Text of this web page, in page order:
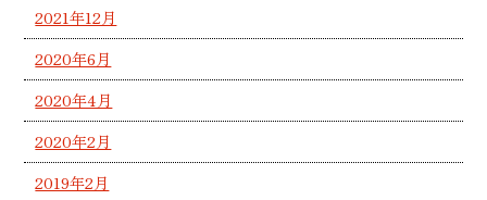
2021年12月
2020年6月
2020年4月
2020年2月
2019年2月